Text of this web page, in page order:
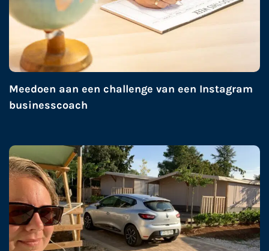
Meedoen aan een challenge van een Instagram
businesscoach